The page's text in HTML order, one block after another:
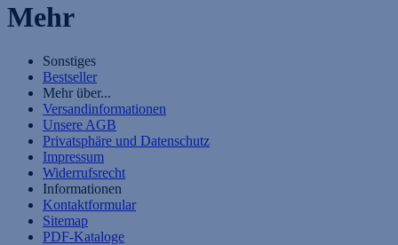
Mehr
Sonstiges
Bestseller
Mehr über...
Versandinformationen
Unsere AGB
Privatsphäre und Datenschutz
Impressum
Widerrufsrecht
Informationen
Kontaktformular
Sitemap
PDF-Kataloge